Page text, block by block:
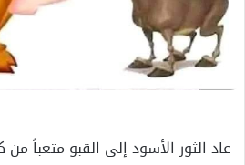
عاد الثور الأسود إلى القبو متعباً من